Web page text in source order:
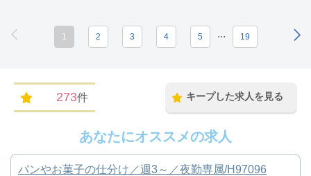
1 2 3 4 5 ... 19
273件 キープした求人を見る
あなたにオススメの求人
パンやお菓子の仕分け／週3～／夜勤専属/H97096